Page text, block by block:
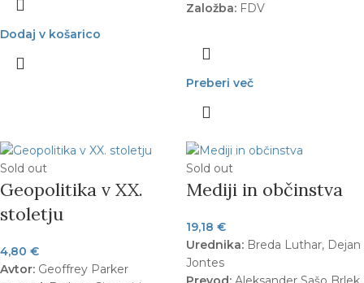
Dodaj v košarico
Založba: FDV
Preberi več
Sold out
Geopolitika v XX.
stoletju
4,80 €
Avtor: Geoffrey Parker
Sold out
Mediji in občinstva
19,18 €
Urednika: Breda Luthar, Dejan
Jontes